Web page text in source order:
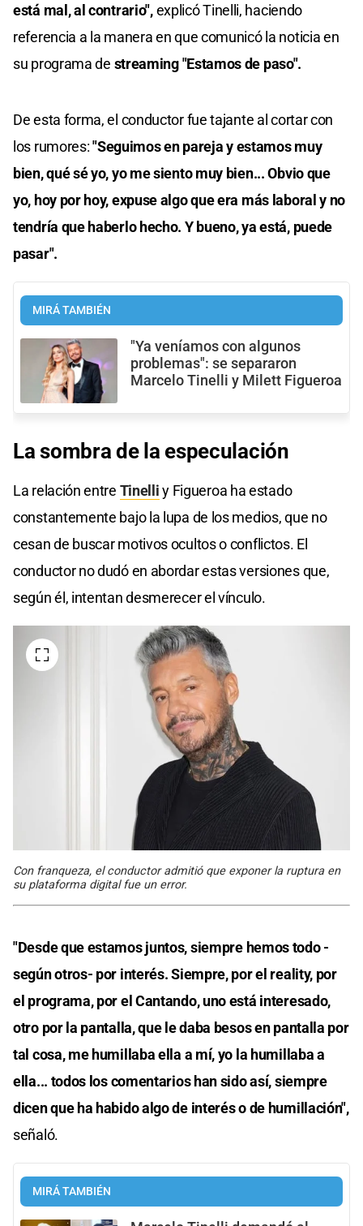
está mal, al contrario",explicó Tinelli, haciendo
referencia a la manera en que comunicó la noticia en
su programa de streaming "Estamos de paso".
De esta forma, el conductor fue tajante al cortar con
los rumores:"Seguimos en pareja y estamos muy
bien, qué sé yo, yo me siento muy bien... Obvio que
yo, hoy por hoy, expuse algo que era más laboral y no
tendría que haberlo hecho. Y bueno, ya está, puede
pasar".
MIRÁ TAMBIÉN
"Ya veníamos con algunos
problemas": se separaron
Marcelo Tinelli y Milett Figueroa
La sombra de la especulación
La relación entre Tinelliy Figueroa ha estado
constantemente bajo la lupa de los medios, que no
cesan de buscar motivos ocultos o conflictos. El
conductor no dudó en abordar estas versiones que,
según él, intentan desmerecer el vínculo.
Con franqueza, el conductor admitió que exponer la ruptura en
su plataforma digital fue un error.
"Desde que estamos juntos, siempre hemos todo -
según otros- por interés. Siempre, por el reality, por
el programa, por el Cantando, uno está interesado,
otro por la pantalla, que le daba besos en pantalla por
tal cosa, me humillaba ella a mí, yo la humillaba a
ella... todos los comentarios han sido así, siempre
dicen que ha habido algo de interés o de humillación",
señaló.
MIRÁ TAMBIÉN